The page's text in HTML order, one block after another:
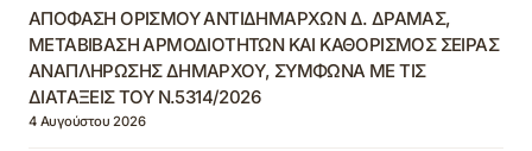
ΑΠΟΦΑΣΗ ΟΡΙΣΜΟΥ ΑΝΤΙΔΗΜΑΡΧΩΝ Δ. ΔΡΑΜΑΣ,
ΜΕΤΑΒΙΒΑΣΗ ΑΡΜΟΔΙΟΤΗΤΩΝ ΚΑΙ ΚΑΘΟΡΙΣΜΟΣ ΣΕΙΡΑΣ
ΑΝΑΠΛΗΡΩΣΗΣ ΔΗΜΑΡΧΟΥ, ΣΥΜΦΩΝΑ ΜΕ ΤΙΣ
ΔΙΑΤΑΞΕΙΣ ΤΟΥ Ν.5314/2026
4 Αυγούστου 2026